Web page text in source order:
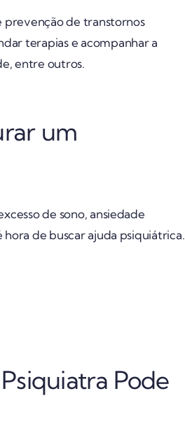
prevenção de transtornos
terapias e acompanhar a
entre outros.
um
de sono, ansiedade
de buscar ajuda psiquiátrica.
Pode